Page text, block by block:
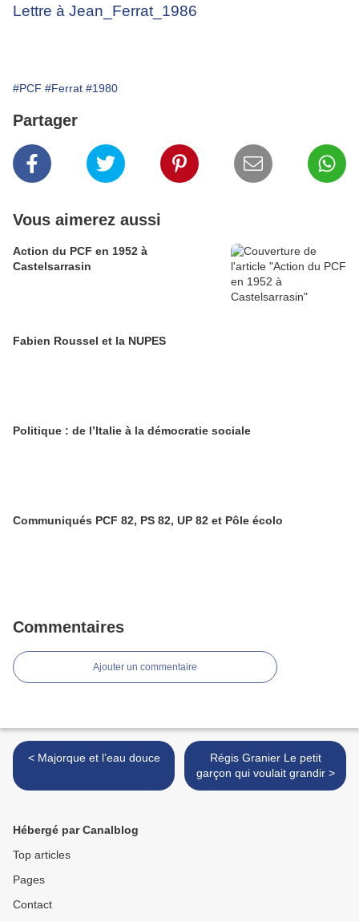
Lettre à Jean_Ferrat_1986
#PCF #Ferrat #1980
Partager
Vous aimerez aussi
Action du PCF en 1952 à
Castelsarrasin
Fabien Roussel et la NUPES
Politique : de l’Italie à la démocratie sociale
Communiqués PCF 82, PS 82, UP 82 et Pôle écolo
Commentaires
Ajouter un commentaire
< Majorque et l’eau douce
Régis Granier Le petit
garçon qui voulait grandir >
Hébergé par Canalblog
Top articles
Pages
Contact